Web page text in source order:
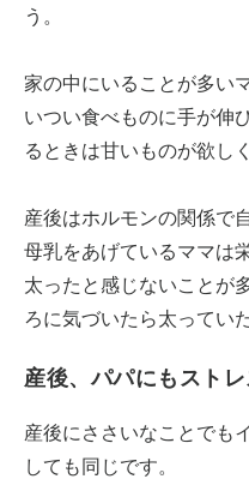
う。
家の中にいることが多い
いつい食べものに手が伸
るときは甘いものが欲し
産後はホルモンの関係で
母乳をあげているママは
太ったと感じないことが
ろに気づいたら太ってい
産後、パパにもスト
産後にささいなことでも
しても同じです。